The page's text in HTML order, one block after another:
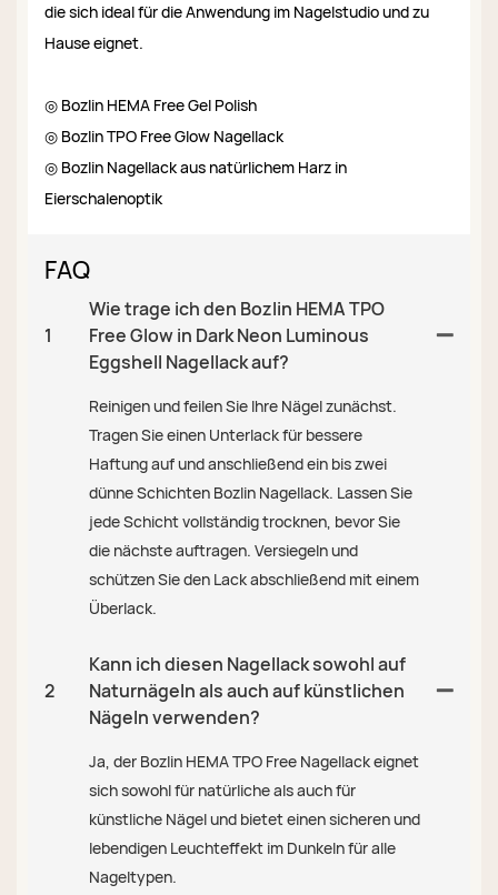
die sich ideal für die Anwendung im Nagelstudio und zu
Hause eignet.
◎ Bozlin HEMA Free Gel Polish
◎ Bozlin TPO Free Glow Nagellack
◎ Bozlin Nagellack aus natürlichem Harz in
Eierschalenoptik
FAQ
1
Wie trage ich den Bozlin HEMA TPO
Free Glow in Dark Neon Luminous
Eggshell Nagellack auf?
Reinigen und feilen Sie Ihre Nägel zunächst.
Tragen Sie einen Unterlack für bessere
Haftung auf und anschließend ein bis zwei
dünne Schichten Bozlin Nagellack. Lassen Sie
jede Schicht vollständig trocknen, bevor Sie
die nächste auftragen. Versiegeln und
schützen Sie den Lack abschließend mit einem
Überlack.
2
Kann ich diesen Nagellack sowohl auf
Naturnägeln als auch auf künstlichen
Nägeln verwenden?
Ja, der Bozlin HEMA TPO Free Nagellack eignet
sich sowohl für natürliche als auch für
künstliche Nägel und bietet einen sicheren und
lebendigen Leuchteffekt im Dunkeln für alle
Nageltypen.